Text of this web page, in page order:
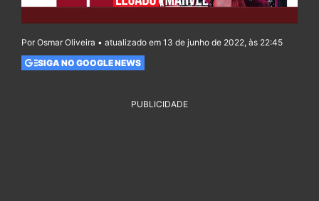
Por Osmar Oliveira • atualizado em 13 de junho de 2022, às 22:45
SIGA NO GOOGLE NEWS
PUBLICIDADE